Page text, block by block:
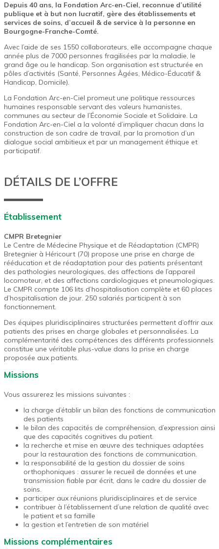
Depuis 40 ans, la Fondation Arc-en-Ciel, reconnue d’utilité
publique et à but non lucratif, gère des établissements et
services de soins, d’accueil & de service à la personne en
Bourgogne-Franche-Comté.
Avec l’aide de ses 1550 collaborateurs, elle accompagne chaque
année plus de 7000 personnes fragilisées par la maladie, le
grand âge ou le handicap. Son organisation est structurée en
pôles d’activités (Santé, Personnes Âgées, Médico-Éducatif &
Handicap, Domicile).
La Fondation Arc-en-Ciel promeut une politique ressources
humaines responsable servant des valeurs humanistes,
communes au secteur de l’Économie Sociale et Solidaire. La
Fondation Arc-en-Ciel a la volonté d’impliquer chacun dans la
construction de son cadre de travail, par la promotion d’un
dialogue social ambitieux et par un management éthique et
participatif.
DÉTAILS DE L’OFFRE
Établissement
CMPR Bretegnier
Le Centre de Médecine Physique et de Réadaptation (CMPR)
Bretegnier à Héricourt (70) propose une prise en charge de
rééducation et de réadaptation pour des patients présentant
des pathologies neurologiques, des affections de l’appareil
locomoteur, et des affections cardiologiques et pneumologiques.
Le CMPR compte 106 lits d’hospitalisation complète et 60 places
d’hospitalisation de jour. 250 salariés participent à son
fonctionnement.
Des équipes pluridisciplinaires structurées permettent d’offrir aux
patients des prises en charge globales et personnalisées. La
complémentarité des compétences des différents professionnels
constitue une véritable plus-value dans la prise en charge
proposée aux patients.
Missions
Vous assurerez les missions suivantes :
la charge d’établir un bilan des fonctions de communication
des patients
le bilan des capacités de compréhension, d’expression ainsi
que des capacités cognitives du patient.
la recherche et mise en œuvre des techniques adaptées
pour la restauration des fonctions de communication.
la responsabilité de la gestion du dossier de soins
orthophoniques : assurer le recueil de données et une
transmission fiable par écrit, dans le cadre du dossier de
soins.
participer aux réunions pluridisciplinaires et de service
contribuer à l’établissement d’une relation de qualité avec
le patient et sa famille
la gestion et l’entretien de son matériel
Missions complémentaires